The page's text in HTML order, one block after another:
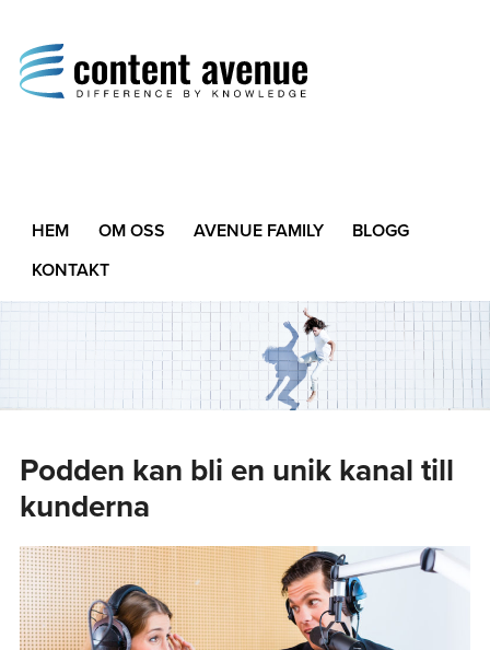
Difference by Knowledge
HEM OM OSS AVENUE FAMILY
BLOGG
KONTAKT
Podden kan bli en unik kanal till
kunderna